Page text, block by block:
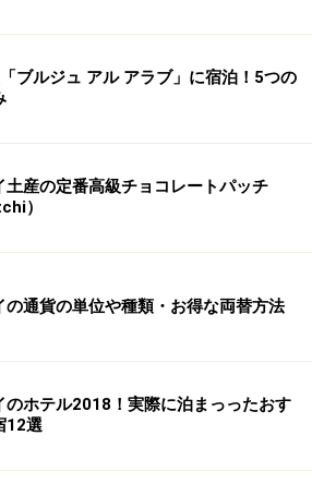
ブルジュ アル アラブ」に宿泊！5つの
土産の定番高級チョコレートパッチ
）
の通貨の単位や種類・お得な両替方法
のホテル2018！実際に泊まっったおす
12選